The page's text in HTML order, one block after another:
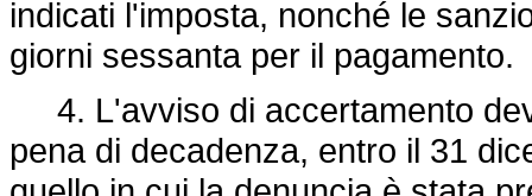
indicati l'imposta, nonché le
giorni sessanta per il pagamento.
4. L'avviso di accertamento
pena di decadenza, entro il 31